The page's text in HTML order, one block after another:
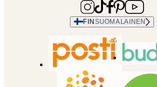
FIN SUOMALAINEN